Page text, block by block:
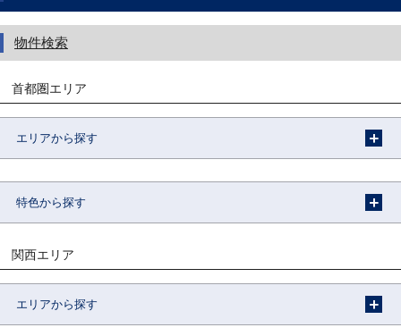
物件検索
首都圏エリア
エリアから探す
特色から探す
関西エリア
エリアから探す